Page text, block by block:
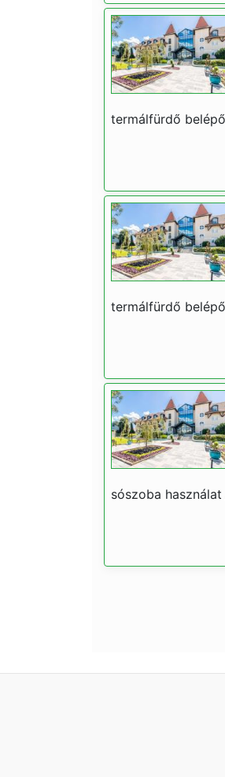
termálfürdő
termálfürdő
sószoba